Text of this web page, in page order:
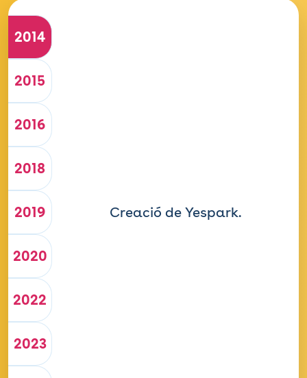
2014
2015
2016
2018
2019
2020
2022
2023
Creació de Yespark.